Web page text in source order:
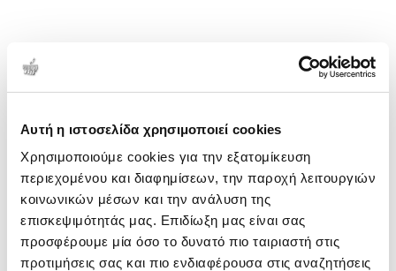
Αυτή η ιστοσελίδα χρησιμοποιεί cookies
Χρησιμοποιούμε cookies για την εξατομίκευση
περιεχομένου και διαφημίσεων, την παροχή λειτουργιών
κοινωνικών μέσων και την ανάλυση της
επισκεψιμότητάς μας. Επιδίωξη μας είναι σας
προσφέρουμε μία όσο το δυνατό πιο ταιριαστή στις
προτιμήσεις σας και πιο ενδιαφέρουσα στις αναζητήσεις